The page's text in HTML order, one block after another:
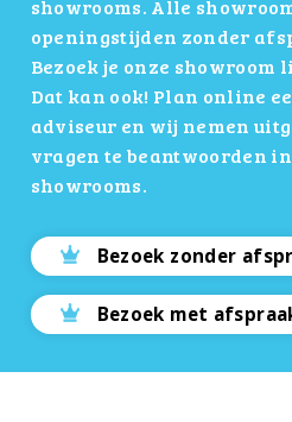
showrooms. Alle
openingstijden zonder
Bezoek je onze showroom
Dat kan ook! Plan online
adviseur en wij nemen
vragen te beantwoorden
showrooms.
Bezoek zonder
Bezoek met